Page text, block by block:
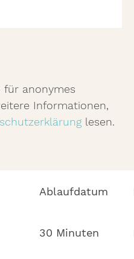
für anonymes
Informationen,
lesen.
Ablaufdatum
30 Minuten